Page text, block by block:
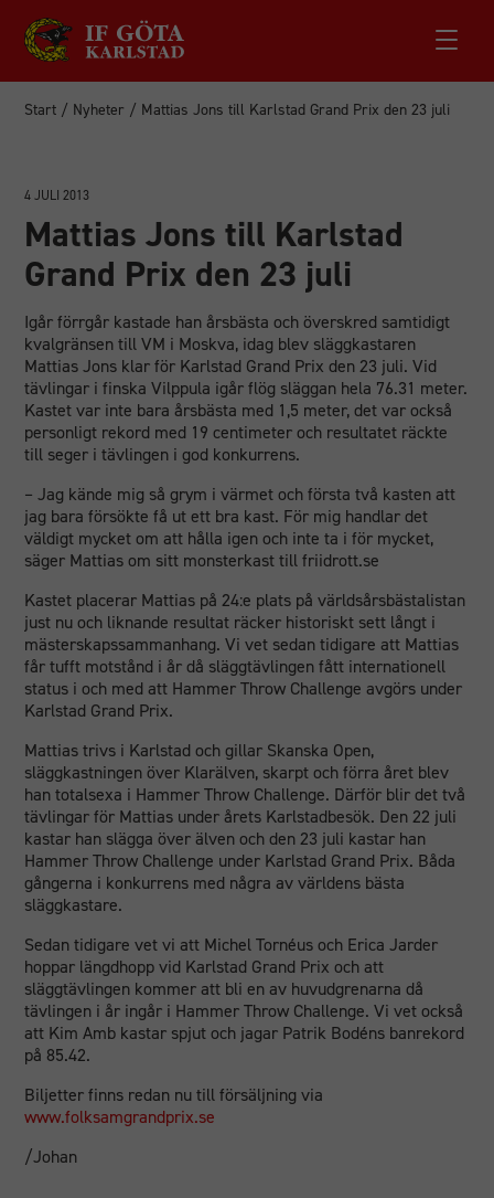
Start / Nyheter / Mattias Jons till Karlstad Grand Prix den 23 juli
4 JULI 2013
Mattias Jons till Karlstad
Grand Prix den 23 juli
Igår förrgår kastade han årsbästa och överskred samtidigt
kvalgränsen till VM i Moskva, idag blev släggkastaren
Mattias Jons klar för Karlstad Grand Prix den 23 juli. Vid
tävlingar i finska Vilppula igår flög släggan hela 76.31 meter.
Kastet var inte bara årsbästa med 1,5 meter, det var också
personligt rekord med 19 centimeter och resultatet räckte
till seger i tävlingen i god konkurrens.
– Jag kände mig så grym i värmet och första två kasten att
jag bara försökte få ut ett bra kast. För mig handlar det
väldigt mycket om att hålla igen och inte ta i för mycket,
säger Mattias om sitt monsterkast till friidrott.se
Kastet placerar Mattias på 24:e plats på världsårsbästalistan
just nu och liknande resultat räcker historiskt sett långt i
mästerskapssammanhang. Vi vet sedan tidigare att Mattias
får tufft motstånd i år då släggtävlingen fått internationell
status i och med att Hammer Throw Challenge avgörs under
Karlstad Grand Prix.
Mattias trivs i Karlstad och gillar Skanska Open,
släggkastningen över Klarälven, skarpt och förra året blev
han totalsexa i Hammer Throw Challenge. Därför blir det två
tävlingar för Mattias under årets Karlstadbesök. Den 22 juli
kastar han slägga över älven och den 23 juli kastar han
Hammer Throw Challenge under Karlstad Grand Prix. Båda
gångerna i konkurrens med några av världens bästa
släggkastare.
Sedan tidigare vet vi att Michel Tornéus och Erica Jarder
hoppar längdhopp vid Karlstad Grand Prix och att
släggtävlingen kommer att bli en av huvudgrenarna då
tävlingen i år ingår i Hammer Throw Challenge. Vi vet också
att Kim Amb kastar spjut och jagar Patrik Bodéns banrekord
på 85.42.
Biljetter finns redan nu till försäljning via
www.folksamgrandprix.se
/Johan